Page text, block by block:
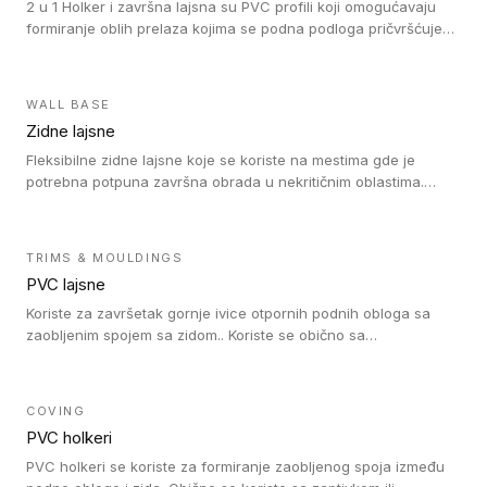
2 u 1 Holker i završna lajsna su PVC profili koji omogućavaju
formiranje oblih prelaza kojima se podna podloga pričvršćuje
WALL BASE
Zidne lajsne
Fleksibilne zidne lajsne koje se koriste na mestima gde je
potrebna potpuna završna obrada u nekritičnim oblastima.
TRIMS & MOULDINGS
PVC lajsne
Koriste za završetak gornje ivice otpornih podnih obloga sa
zaobljenim spojem sa zidom.. Koriste se obično sa
rešenje).
COVING
PVC holkeri
PVC holkeri se koriste za formiranje zaobljenog spoja između